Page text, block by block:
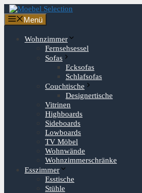
Zum
Inhalt
springen
Menü
Wohnzimmer
Fernsehsessel
Sofas
Ecksofas
Schlafsofas
Couchtische
Designertische
Vitrinen
Highboards
Sideboards
Lowboards
TV Möbel
Wohnwände
Wohnzimmerschränke
Esszimmer
Esstische
Stühle